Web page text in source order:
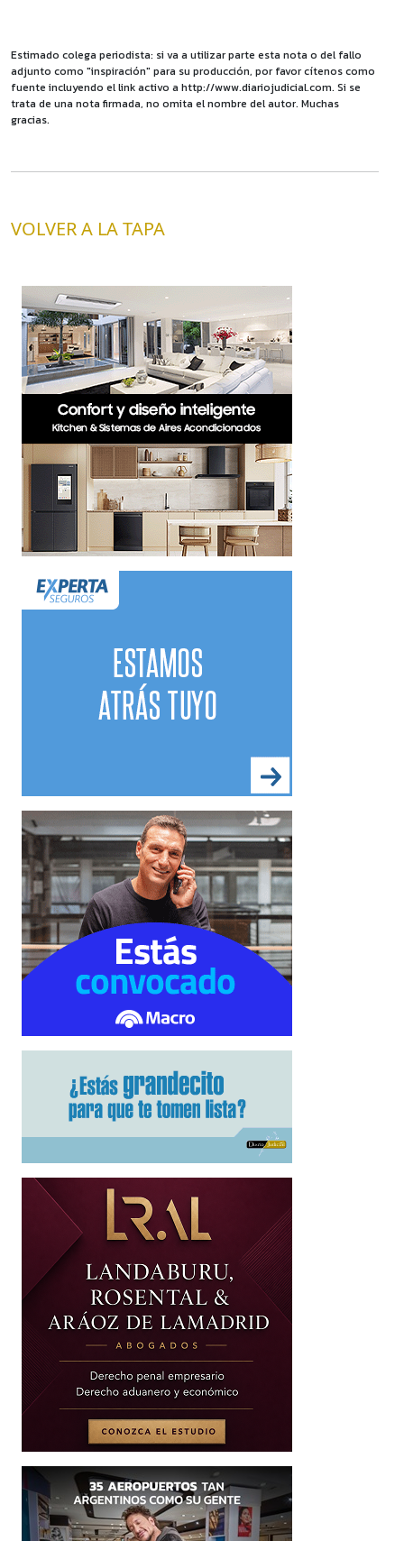
Estimado colega periodista: si va a utilizar parte esta nota o del fallo
adjunto como "inspiración" para su producción, por favor cítenos como
fuente incluyendo el link activo a http://www.diariojudicial.com. Si se
trata de una nota firmada, no omita el nombre del autor. Muchas
gracias.
VOLVER A LA TAPA